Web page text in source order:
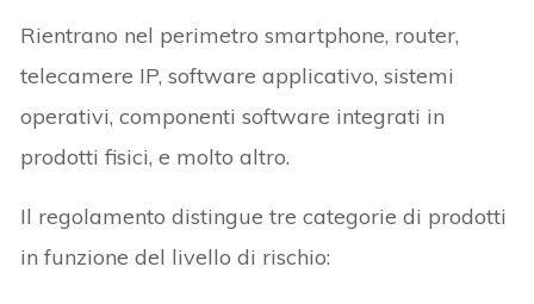
Rientrano nel perimetro smartphone, router,
telecamere IP, software applicativo, sistemi
operativi, componenti software integrati in
prodotti fisici, e molto altro.
Il regolamento distingue tre categorie di prodotti
in funzione del livello di rischio: